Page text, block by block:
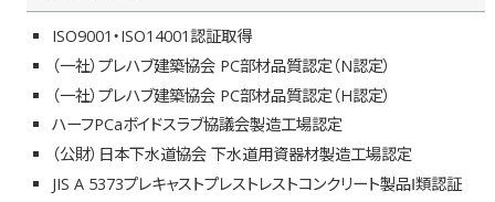
ISO9001・ISO14001認証取得
（一社）プレハブ建築協会 PC部材品質認定（N認定）
（一社）プレハブ建築協会 PC部材品質認定（H認定）
ハーフPCaボイドスラブ協議会製造工場認定
（公財）日本下水道協会 下水道用資器材製造工場認定
JIS A 5373プレキャストプレストレストコンクリート製品Ⅰ類認証